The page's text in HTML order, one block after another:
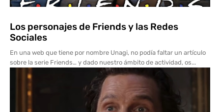
Los personajes de Friends y las Redes
Sociales
En una web que tiene por nombre Unagi, no podía faltar un artículo
sobre la serie Friends… y dado nuestro ámbito de actividad, os...